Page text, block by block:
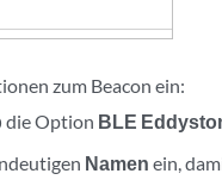
zum Beacon ein:
die Option BLE
Namen ein,